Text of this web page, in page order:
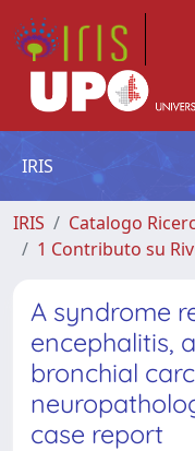
IRIS
IRIS
Catalogo
1 Contributo su
A syndrome
encephalitis,
bronchial
case report